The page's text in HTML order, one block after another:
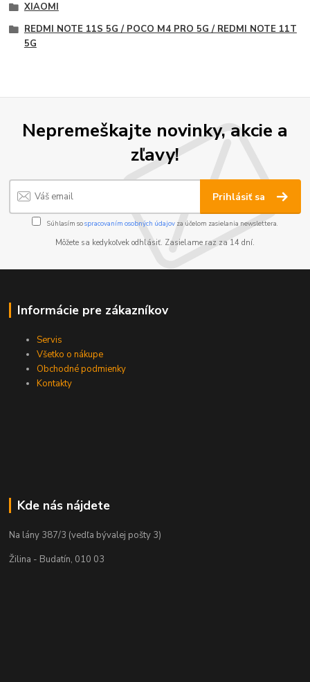
XIAOMI
REDMI NOTE 11S 5G / POCO M4 PRO 5G / REDMI NOTE 11T
5G
Nepremeškajte novinky, akcie a
zľavy!
Prihlásiť sa
Súhlasím sospracovaním osobných údajov za účelom zasielania newslettera.
Môžete sa kedykoľvek odhlásiť. Zasielame raz za 14 dní.
Informácie pre zákazníkov
Servis
Všetko o nákupe
Obchodné podmienky
Kontakty
Kde nás nájdete
Na lány 387/3 (vedľa bývalej pošty 3)
Žilina - Budatín, 010 03